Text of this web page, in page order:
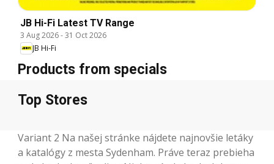
JB Hi-Fi Latest TV Range
3 Aug 2026-31 Oct 2026
JB Hi-Fi
Products from specials
Top Stores
Variant 2 Na našej stránke nájdete najnovšie letáky
a katalógy z mesta Sydenham. Práve teraz prebieha